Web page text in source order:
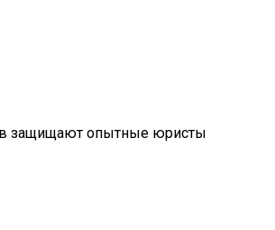
защищают опытные юристы